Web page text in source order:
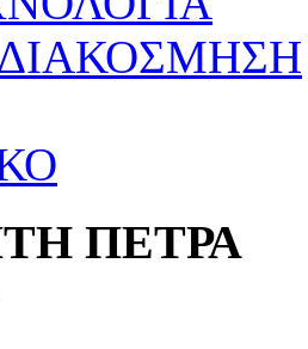
ΠΕΤΡΑ